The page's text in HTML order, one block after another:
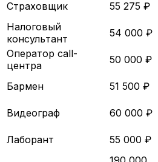
Страховщик
55 275 ₽
Налоговый
консультант
54 000 ₽
Оператор call-
центра
50 000 ₽
Бармен 51 500 ₽
Видеограф 60 000 ₽
Лаборант 55 000 ₽